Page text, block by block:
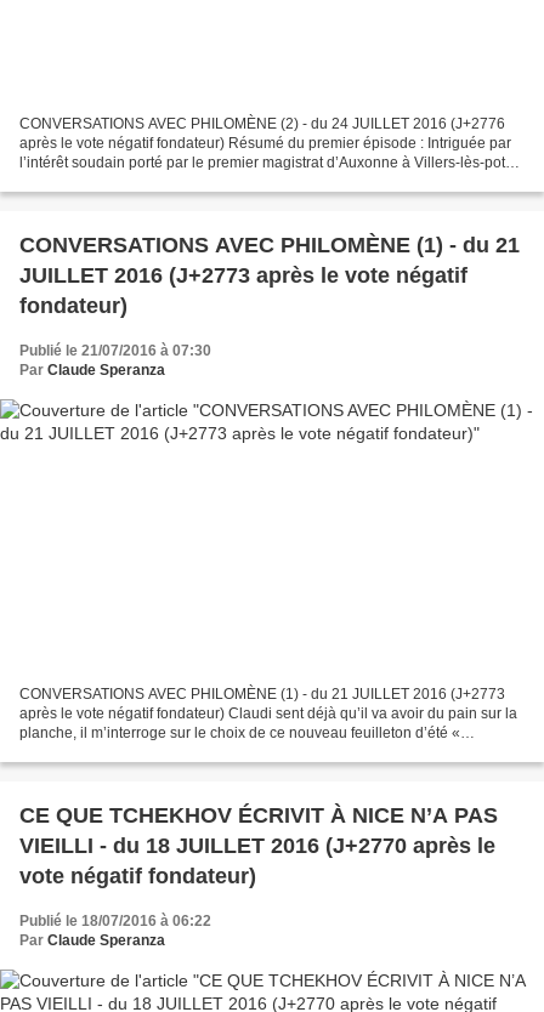
CONVERSATIONS AVEC PHILOMÈNE (2) - du 24 JUILLET 2016 (J+2776
après le vote négatif fondateur) Résumé du premier épisode : Intriguée par
l’intérêt soudain porté par le premier magistrat d’Auxonne à Villers-lès-pots
CONVERSATIONS AVEC PHILOMÈNE (1) - du 21
JUILLET 2016 (J+2773 après le vote négatif
fondateur)
Publié le 21/07/2016 à 07:30
Par Claude Speranza
CONVERSATIONS AVEC PHILOMÈNE (1) - du 21 JUILLET 2016 (J+2773
après le vote négatif fondateur) Claudi sent déjà qu’il va avoir du pain sur la
planche, il m’interroge sur le choix de ce nouveau feuilleton d’été «
CE QUE TCHEKHOV ÉCRIVIT À NICE N’A PAS
VIEILLI - du 18 JUILLET 2016 (J+2770 après le
vote négatif fondateur)
Publié le 18/07/2016 à 06:22
Par Claude Speranza